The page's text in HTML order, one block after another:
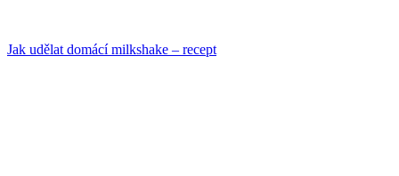
Jak udělat domácí milkshake – recept